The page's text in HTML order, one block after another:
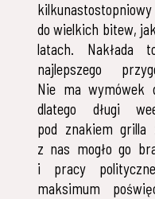
do wielkich bitew,
latach. Nakłada
najlepszego
Nie ma wymówek
dlatego długi
pod znakiem
z nas mogło go
i pracy
maksimum